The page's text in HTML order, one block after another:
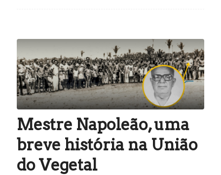
Mestre Napoleão, uma
breve história na União
do Vegetal